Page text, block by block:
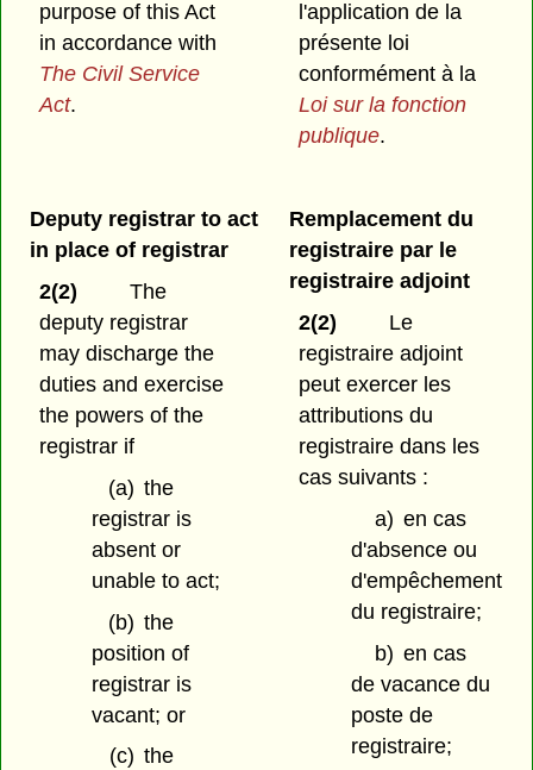
purpose of this Act
in accordance with
The Civil Service
Act.
l'application de la
présente loi
conformément à la
Loi sur la fonction
publique.
Deputy registrar to act
in place of registrar
2(2)
The
deputy registrar
may discharge the
duties and exercise
the powers of the
registrar if
(a) the
registrar is
absent or
unable to act;
(b) the
position of
registrar is
vacant; or
(c) the
Remplacement du
registraire par le
registraire adjoint
2(2)
Le
registraire adjoint
peut exercer les
attributions du
registraire dans les
cas suivants :
a) en cas
d'absence ou
d'empêchement
du registraire;
b) en cas
de vacance du
poste de
registraire;